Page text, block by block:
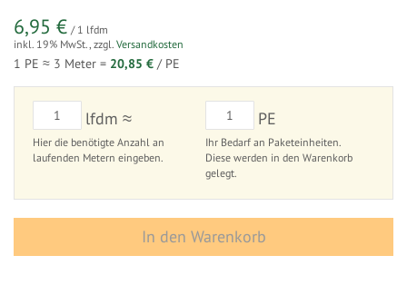
6,95 € / 1 lfdm
inkl. 19% MwSt., zzgl. Versandkosten
1 PE ≈ 3 Meter = 20,85 € / PE
lfdm ≈
Hier die benötigte Anzahl an
laufenden Metern eingeben.
PE
Ihr Bedarf an Paketeinheiten.
Diese werden in den Warenkorb
gelegt.
In den Warenkorb